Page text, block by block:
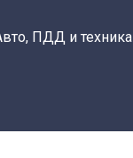
ПДД и техника